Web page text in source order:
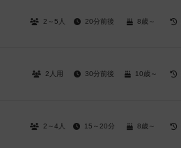
2～5人 20分前後 8歳～
2人用 30分前後 10歳～
2～4人 15～20分 8歳～